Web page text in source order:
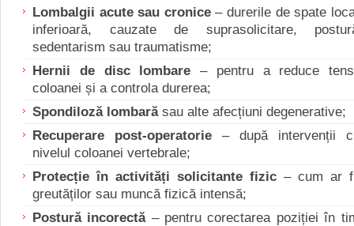
Lombalgii acute sau cronice– durerile de spate
inferioară, cauzate de suprasolicitare,
sedentarism sau traumatisme;
Hernii de disc lombare – pentru a reduce
coloanei și a controla durerea;
Spondiloză lombarăsau alte afecțiuni degenerative;
Recuperare post-operatorie – după intervenții
nivelul coloanei vertebrale;
Protecție în activități solicitante fizic – cum ar
greutăților sau muncă fizică intensă;
Postură incorectă– pentru corectarea poziției în